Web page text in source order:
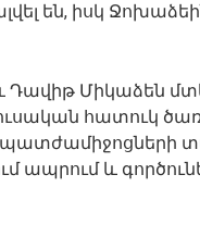
են, իսկ
և Դավիթ Միկաձեն
հատուկ
և